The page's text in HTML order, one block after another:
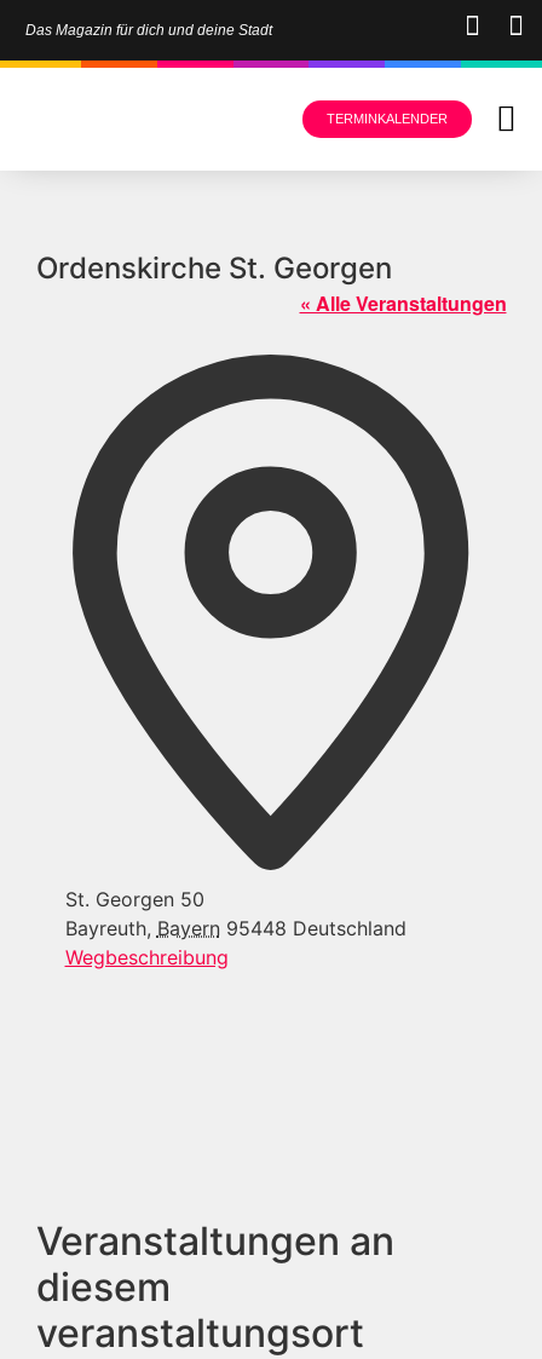
Das Magazin für dich und deine Stadt
TERMINKALENDER
Ordenskirche St. Georgen
« Alle Veranstaltungen
St. Georgen 50
Bayreuth, Bayern 95448 Deutschland
Wegbeschreibung
Veranstaltungen an
diesem
veranstaltungsort